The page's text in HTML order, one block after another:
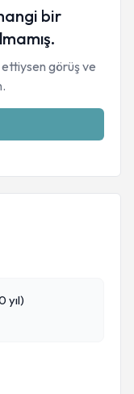
bir
ettiysen görüş ve
yıl)